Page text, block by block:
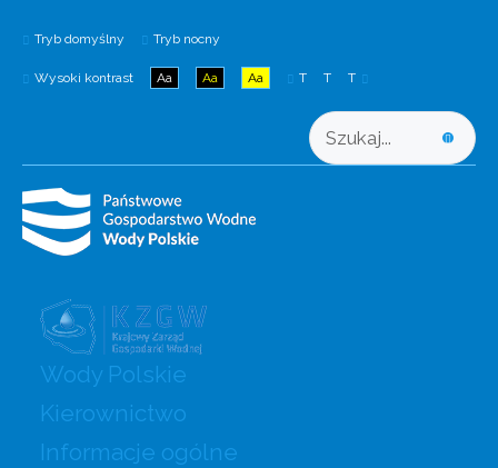
Tryb domyślny Tryb nocny
Wysoki kontrast Aa Aa Aa T T T
Wody Polskie
Kierownictwo
Informacje ogólne